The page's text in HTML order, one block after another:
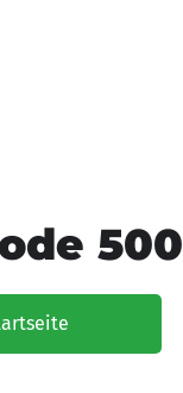
500